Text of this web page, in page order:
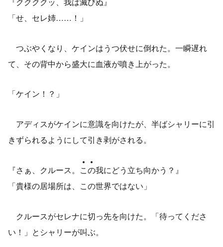
「せ、セレ姉……！」
つぶやくなり、ケインはうつ伏せに倒れた。一瞬遅れ
て、その背中から盛大に血液が噴き上がった。
「ケイン！？」
アディスがケインに意識を向けたが、半ばシャリーに引
きずられるようにして引き剥がされる。
『さぁ、クルース。 この我にどう立ち向かう？』
「貴様の居場所は、この世界ではない」
クルースがセレナに切っ先を向けた。「待ってくださ
い！」とシャリーが叫ぶ。